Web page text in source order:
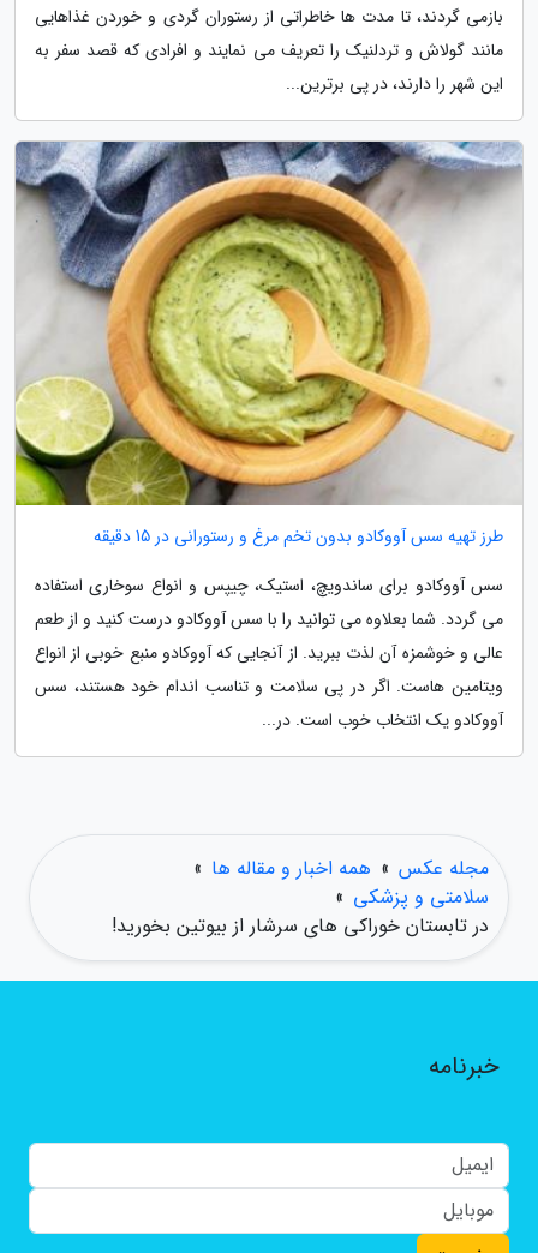
بازمی گردند، تا مدت ها خاطراتی از رستوران گردی و خوردن غذاهایی
مانند گولاش و تردلنیک را تعریف می نمایند و افرادی که قصد سفر به
این شهر را دارند، در پی برترین...
طرز تهیه سس آووکادو بدون تخم مرغ و رستورانی در 15 دقیقه
سس آووکادو برای ساندویچ، استیک، چیپس و انواع سوخاری استفاده
می گردد. شما بعلاوه می توانید را با سس آووکادو درست کنید و از طعم
عالی و خوشمزه آن لذت ببرید. از آنجایی که آووکادو منبع خوبی از انواع
ویتامین هاست. اگر در پی سلامت و تناسب اندام خود هستند، سس
آووکادو یک انتخاب خوب است. در...
مجله عکس » همه اخبار و مقاله ها »
سلامتی و پزشکی »
در تابستان خوراکی های سرشار از بیوتین بخورید!
خبرنامه